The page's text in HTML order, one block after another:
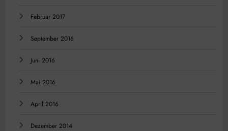
Februar 2017
September 2016
Juni 2016
Mai 2016
April 2016
Dezember 2014